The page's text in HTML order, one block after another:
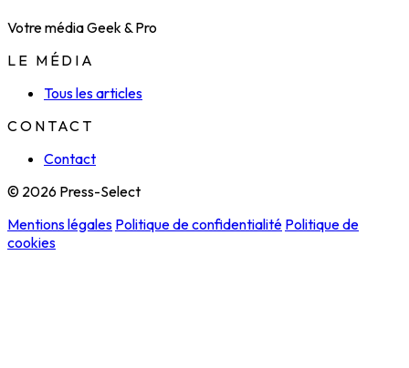
Votre média Geek & Pro
LE MÉDIA
Tous les articles
CONTACT
Contact
© 2026 Press-Select
Mentions légales Politique de confidentialité Politique de
cookies